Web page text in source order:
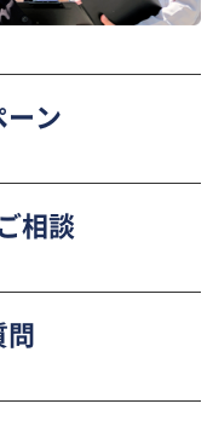
ーン
相談
問